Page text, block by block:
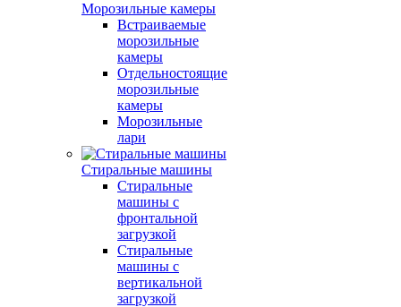
Морозильные камеры
Встраиваемые
морозильные
камеры
Отдельностоящие
морозильные
камеры
Морозильные
лари
Стиральные машины
Стиральные
машины с
фронтальной
загрузкой
Стиральные
машины с
вертикальной
загрузкой